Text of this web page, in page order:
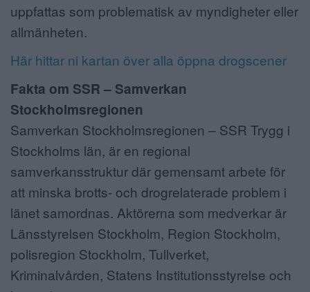
uppfattas som problematisk av myndigheter eller
allmänheten.
Här hittar ni kartan över alla öppna drogscener
Fakta om SSR – Samverkan
Stockholmsregionen
Samverkan Stockholmsregionen – SSR Trygg i
Stockholms län, är en regional
samverkansstruktur där gemensamt arbete för
att minska brotts- och drogrelaterade problem i
länet samordnas. Aktörerna som medverkar är
Länsstyrelsen Stockholm, Region Stockholm,
polisregion Stockholm, Tullverket,
Kriminalvården, Statens Institutionsstyrelse och